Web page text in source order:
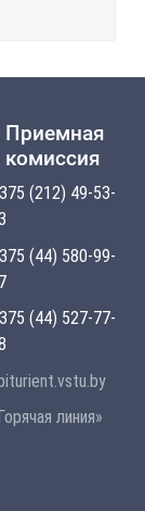
Приемная
комиссия
(212) 49-53-
(44) 580-99-
(44) 527-77-
линия»